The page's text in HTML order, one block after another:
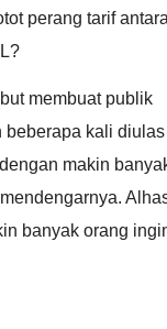
perang tarif
membuat publik
beberapa kali diulas
makin
banyak orang